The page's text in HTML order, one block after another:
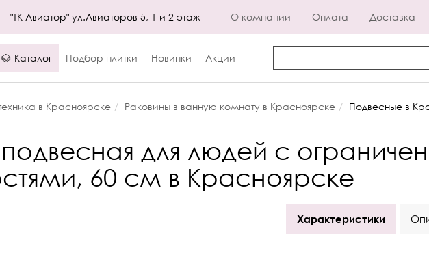
"ТК Авиатор" ул.Авиаторов 5, 1 и 2 этаж О компании Оплата Доставка
Каталог Подбор плитки Новинки Акции
в Красноярске Раковины в ванную комнату в Красноярске Подвесные в
для людей с
60 см в Красноярске
Характеристики